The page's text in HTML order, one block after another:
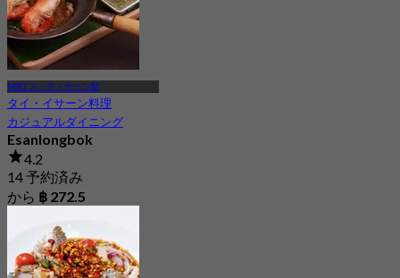
MRT スッティサーン駅
タイ・イサーン料理
カジュアルダイニング
Esanlongbok
4.2
14 予約済み
から ฿ 272.5